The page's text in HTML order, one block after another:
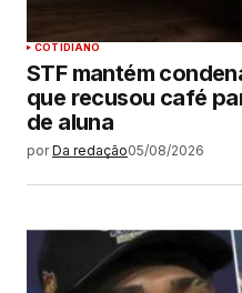
COTIDIANO
STF mantém
que recusou café
de aluna
por Da redação05/08/2026